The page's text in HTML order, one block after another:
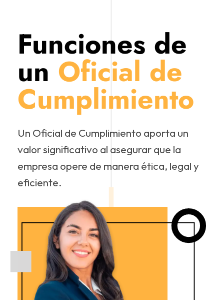
Funciones de
un Oficial de
Cumplimiento
Un Oficial de Cumplimiento aporta un
valor significativo al asegurar que la
empresa opere de manera ética, legal y
eficiente.